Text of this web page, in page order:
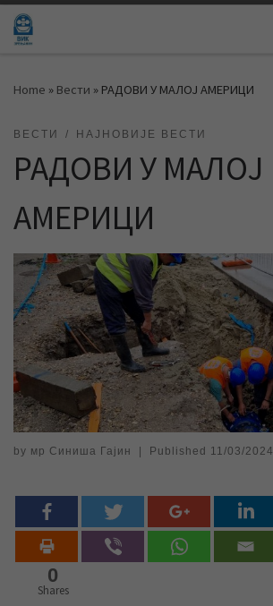
Skip to content
Home » Вести » РАДОВИ У МАЛОЈ АМЕРИЦИ
ВЕСТИ НАЈНОВИЈЕ ВЕСТИ
РАДОВИ У МАЛОЈ
АМЕРИЦИ
by мр Синиша Гајин Published 11/03/2024
0
Shares